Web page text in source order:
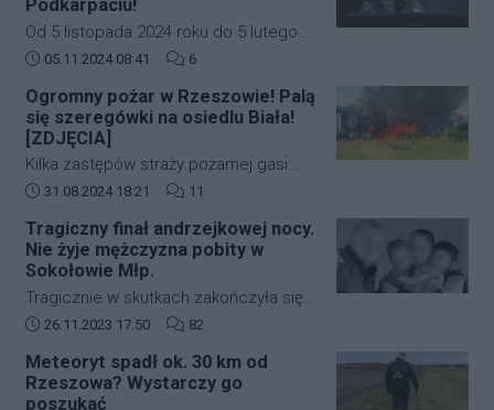
Podkarpaciu!
Od 5 listopada 2024 roku do 5 lutego
2025 roku w południowo-wschodniej
obowiązywać będą nowe, bardziej
restrykcyjne zasady dotyczące ruchu
lotniczego. Decyzja ta została podjęta
na wniosek Dowództwa Operacyjnego
Rodzajów Sił Zbrojnych i wprowadza
strefę ograniczonej lotności EP R125.
Data dodania artykułu:
05.11.2024 08:41 Liczba komentarzy artykułu:
6
Ogromny pożar w Rzeszowie! Palą
się szeregówki na osiedlu Biała!
[ZDJĘCIA]
Kilka zastępów straży pożarnej gasi
duży pożar budynków mieszkalnych w
kardynała Karola Wojtyły na
rzeszowskim osiedlu Biała.
Data dodania artykułu:
31.08.2024 18:21 Liczba komentarzy artykułu:
11
Tragiczny finał andrzejkowej nocy.
Nie żyje mężczyzna pobity w
Sokołowie Młp.
Tragicznie w skutkach zakończyła się
andrzejkowa noc w Sokołowie Młp. W
mężczyzna. Zmarł w drodze do
szpitala.
Data dodania artykułu:
26.11.2023 17:50 Liczba komentarzy artykułu:
82
Meteoryt spadł ok. 30 km od
Rzeszowa? Wystarczy go
poszukać